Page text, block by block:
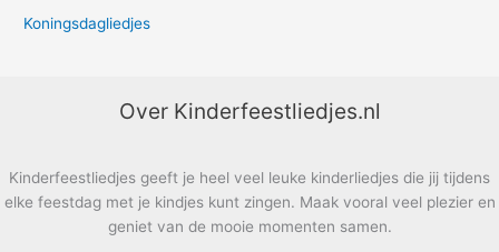
Koningsdagliedjes
Over Kinderfeestliedjes.nl
Kinderfeestliedjes geeft je heel veel leuke kinderliedjes die jij tijdens
elke feestdag met je kindjes kunt zingen. Maak vooral veel plezier en
geniet van de mooie momenten samen.